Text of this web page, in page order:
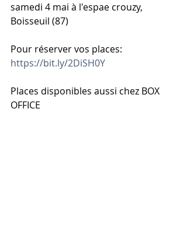
samedi 4 mai à l'espae crouzy,
Boisseuil (87)
Pour réserver vos places:
https://bit.ly/2DiSH0Y
Places disponibles aussi chez BOX
OFFICE